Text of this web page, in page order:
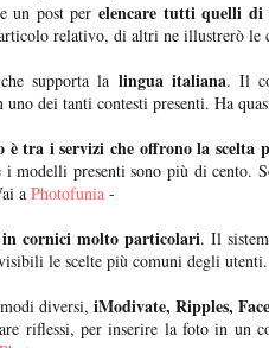
un post perelencare tutti quelli di
relativo, di altri ne illustrerò le
supporta la lingua italiana. Il
dei tanti contesti presenti. Ha
è tra i servizi che offrono la scelta
modelli presenti sono più di cento.
a Photofunia -
cornici molto particolari. Il
le scelte più comuni degli
diversi, iModivate, Ripples,
riflessi, per inserire la foto in un